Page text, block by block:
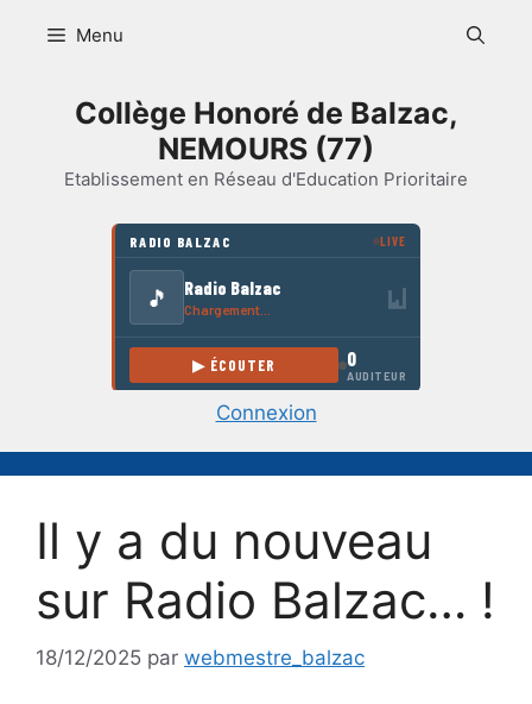
Menu
Collège Honoré de Balzac,
NEMOURS (77)
Etablissement en Réseau d'Education Prioritaire
Connexion
Il y a du nouveau
sur Radio Balzac… !
18/12/2025 par webmestre_balzac